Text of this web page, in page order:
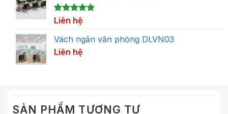
5.00trên 5
dựa trên
1
đánh giá
Liên hệ
Vách ngăn văn phòng DLVN03
Liên hệ
SẢN PHẨM TƯƠNG TỰ